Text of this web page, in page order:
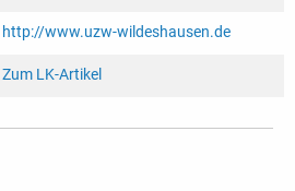
http://www.uzw-wildeshausen.de
Zum LK-Artikel